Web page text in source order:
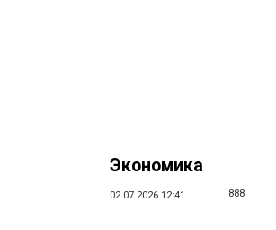
Экономика
02.07.2026 12:41 888